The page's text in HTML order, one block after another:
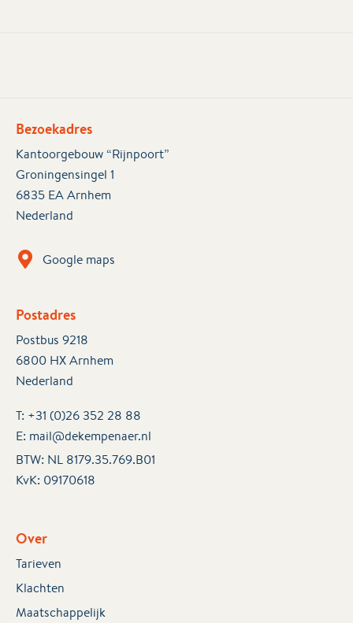
Bezoekadres
Kantoorgebouw “Rijnpoort”
Groningensingel 1
6835 EA Arnhem
Nederland
Google maps
Postadres
Postbus 9218
6800 HX Arnhem
Nederland
T: +31 (0)26 352 28 88
E: mail@dekempenaer.nl
BTW: NL 8179.35.769.B01
KvK: 09170618
Over
Tarieven
Klachten
Maatschappelijk